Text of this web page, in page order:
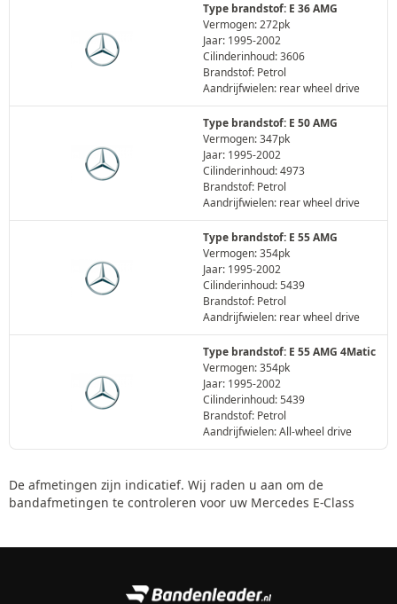
Type brandstof: E 36 AMG
Vermogen: 272pk
Jaar: 1995-2002
Cilinderinhoud: 3606
Brandstof: Petrol
Aandrijfwielen: rear wheel drive
Type brandstof: E 50 AMG
Vermogen: 347pk
Jaar: 1995-2002
Cilinderinhoud: 4973
Brandstof: Petrol
Aandrijfwielen: rear wheel drive
Type brandstof: E 55 AMG
Vermogen: 354pk
Jaar: 1995-2002
Cilinderinhoud: 5439
Brandstof: Petrol
Aandrijfwielen: rear wheel drive
Type brandstof: E 55 AMG 4Matic
Vermogen: 354pk
Jaar: 1995-2002
Cilinderinhoud: 5439
Brandstof: Petrol
Aandrijfwielen: All-wheel drive
De afmetingen zijn indicatief. Wij raden u aan om de
bandafmetingen te controleren voor uw Mercedes E-Class